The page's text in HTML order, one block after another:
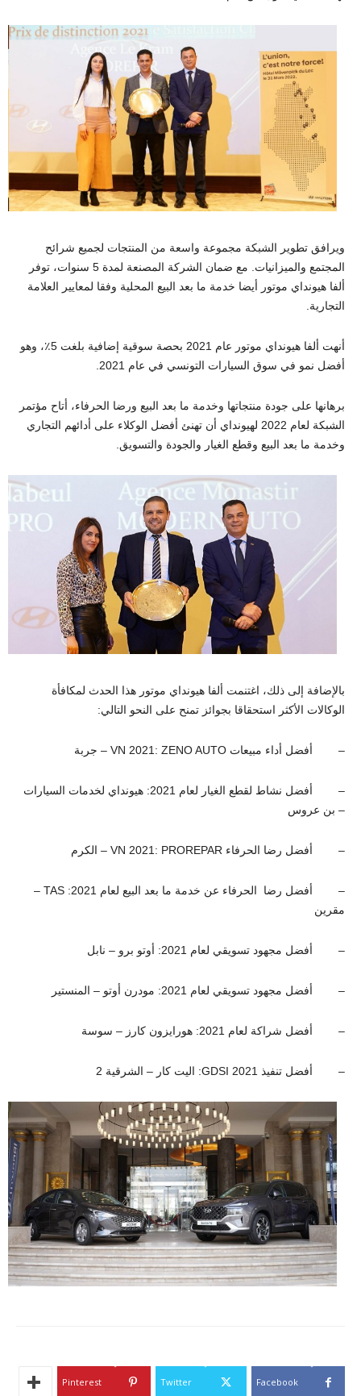
ويرافق تطوير الشبكة مجموعة واسعة من المنتجات لجميع شرائح
المجتمع والميزانيات. مع ضمان الشركة المصنعة لمدة 5 سنوات، توفر
ألفا هيونداي موتور أيضا خدمة ما بعد البيع المحلية وفقا لمعايير العلامة
التجارية.
أنهت ألفا هيونداي موتور عام 2021 بحصة سوقية إضافية بلغت 5٪، وهو
أفضل نمو في سوق السيارات التونسي في عام 2021.
برهانها على جودة منتجاتها وخدمة ما بعد البيع ورضا الحرفاء، أتاح مؤتمر
الشبكة لعام 2022 لهيونداي أن تهنئ أفضل الوكلاء على أدائهم التجاري
وخدمة ما بعد البيع وقطع الغيار والجودة والتسويق.
بالإضافة إلى ذلك، اغتنمت ألفا هيونداي موتور هذا الحدث لمكافأة
الوكالات الأكثر استحقاقا بجوائز تمنح على النحو التالي:
– أفضل أداء مبيعات VN 2021: ZENO AUTO – جربة
– أفضل نشاط لقطع الغيار لعام 2021: هيونداي لخدمات السيارات
– بن عروس
– أفضل رضا الحرفاء VN 2021: PROREPAR – الكرم
– أفضل رضا الحرفاء عن خدمة ما بعد البيع لعام 2021: TAS –
مقرين
– أفضل مجهود تسويقي لعام 2021: أوتو برو – نابل
– أفضل مجهود تسويقي لعام 2021: مودرن أوتو – المنستير
– أفضل شراكة لعام 2021: هورايزون كارز – سوسة
– أفضل تنفيذ GDSI 2021: اليت كار – الشرقية 2
Facebook
Twitter
Pinterest